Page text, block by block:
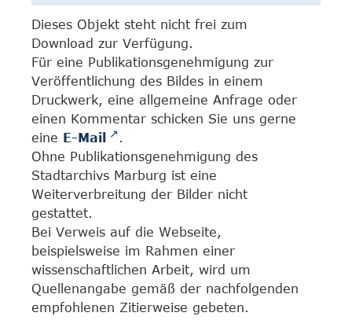
Dieses Objekt steht nicht frei zum
Download zur Verfügung.
Für eine Publikationsgenehmigung zur
Veröffentlichung des Bildes in einem
Druckwerk, eine allgemeine Anfrage oder
einen Kommentar schicken Sie uns gerne
eine E-Mail
.
Ohne Publikationsgenehmigung des
Stadtarchivs Marburg ist eine
Weiterverbreitung der Bilder nicht
gestattet.
Bei Verweis auf die Webseite,
beispielsweise im Rahmen einer
wissenschaftlichen Arbeit, wird um
Quellenangabe gemäß der nachfolgenden
empfohlenen Zitierweise gebeten.